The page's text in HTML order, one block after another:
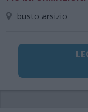
busto arsizio